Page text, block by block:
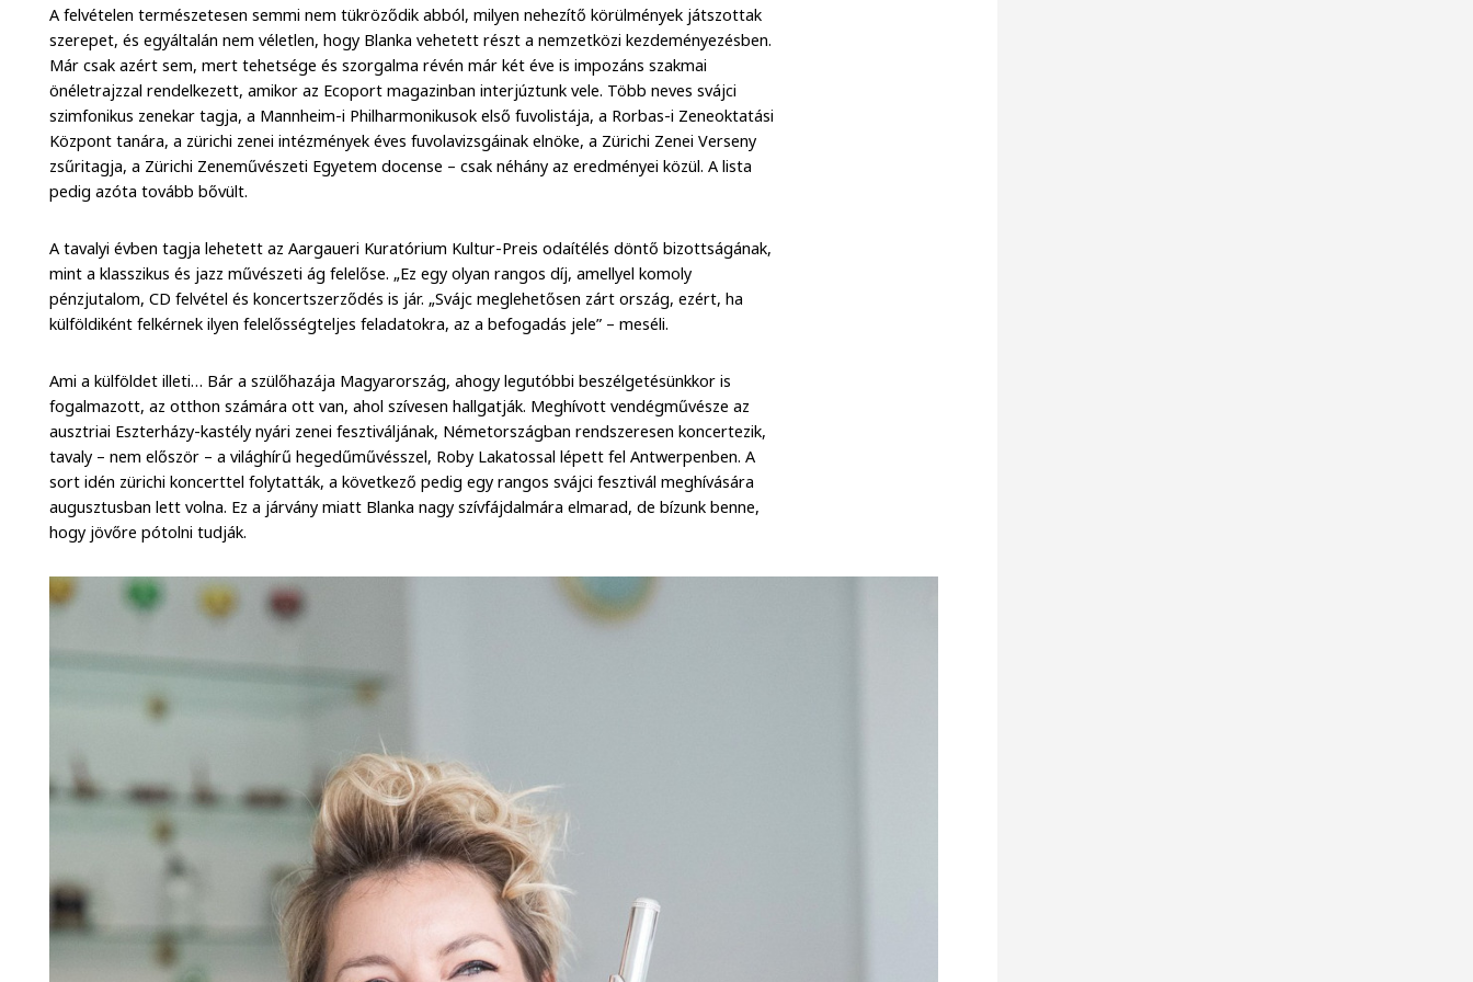
A felvételen természetesen semmi nem tükröződik abból, milyen nehezítő körülmények játszottak
szerepet, és egyáltalán nem véletlen, hogy Blanka vehetett részt a nemzetközi kezdeményezésben.
Már csak azért sem, mert tehetsége és szorgalma révén már két éve is impozáns szakmai
önéletrajzzal rendelkezett, amikor az Ecoport magazinban interjúztunk vele. Több neves svájci
szimfonikus zenekar tagja, a Mannheim-i Philharmonikusok első fuvolistája, a Rorbas-i Zeneoktatási
Központ tanára, a zürichi zenei intézmények éves fuvolavizsgáinak elnöke, a Zürichi Zenei Verseny
zsűritagja, a Zürichi Zeneművészeti Egyetem docense – csak néhány az eredményei közül. A lista
pedig azóta tovább bővült.
A tavalyi évben tagja lehetett az Aargaueri Kuratórium Kultur-Preis odaítélés döntő bizottságának,
mint a klasszikus és jazz művészeti ág felelőse. „Ez egy olyan rangos díj, amellyel komoly
pénzjutalom, CD felvétel és koncertszerződés is jár. „Svájc meglehetősen zárt ország, ezért, ha
külföldiként felkérnek ilyen felelősségteljes feladatokra, az a befogadás jele” – meséli.
Ami a külföldet illeti… Bár a szülőhazája Magyarország, ahogy legutóbbi beszélgetésünkkor is
fogalmazott, az otthon számára ott van, ahol szívesen hallgatják. Meghívott vendégművésze az
ausztriai Eszterházy-kastély nyári zenei fesztiváljának, Németországban rendszeresen koncertezik,
tavaly – nem először – a világhírű hegedűművésszel, Roby Lakatossal lépett fel Antwerpenben. A
sort idén zürichi koncerttel folytatták, a következő pedig egy rangos svájci fesztivál meghívására
augusztusban lett volna. Ez a járvány miatt Blanka nagy szívfájdalmára elmarad, de bízunk benne,
hogy jövőre pótolni tudják.